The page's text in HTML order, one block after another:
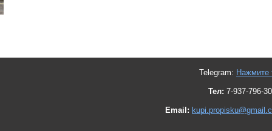
Telegram: Нажмите
Тел: 7-937-796-
Email: